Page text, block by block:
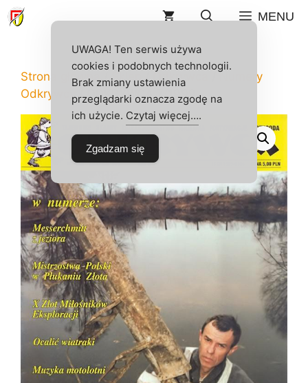
Przejdź
do
MENU
Strona główna/ Sklep / Odkrywca
Numery
Odkrywcy/ ODKRYWCA 7/1999
UWAGA! Ten serwis używa
cookies i podobnych technologii.
Brak zmiany ustawienia
przeglądarki oznacza zgodę na
ich użycie. Czytaj więcej….
Zgadzam się